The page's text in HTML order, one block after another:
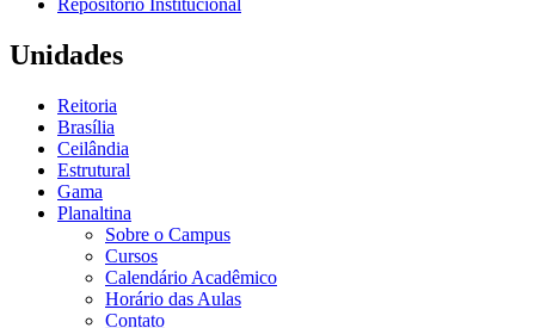
Unidades
Reitoria
Brasília
Ceilândia
Estrutural
Gama
Planaltina
Sobre o Campus
Cursos
Calendário Acadêmico
Horário das Aulas
Contato